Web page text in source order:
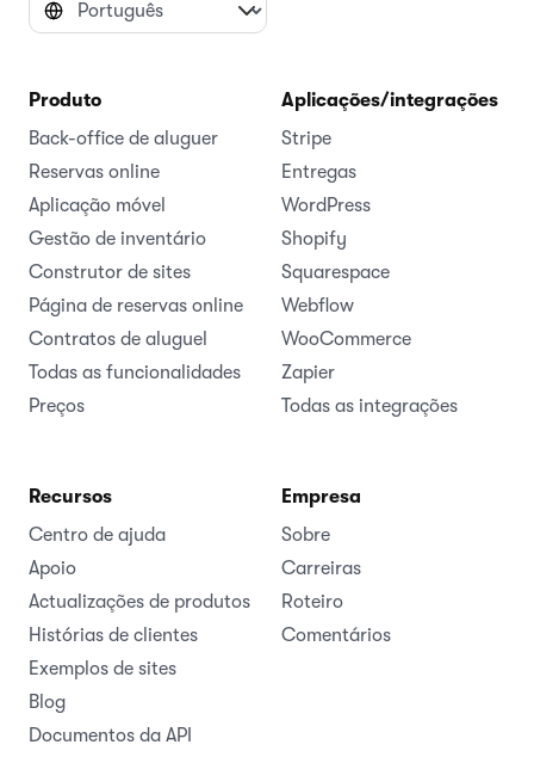
Produto
Back-office de aluguer
Reservas online
Aplicação móvel
Gestão de inventário
Construtor de sites
Página de reservas online
Contratos de aluguel
Todas as funcionalidades
Preços
Aplicações/integrações
Stripe
Entregas
WordPress
Shopify
Squarespace
Webflow
WooCommerce
Zapier
Todas as integrações
Recursos
Centro de ajuda
Apoio
Actualizações de produtos
Histórias de clientes
Exemplos de sites
Blog
Documentos da API
Empresa
Sobre
Carreiras
Roteiro
Comentários